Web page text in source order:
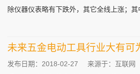
除仪器仪表略有下跌外，其它全线上涨；其
未来五金电动工具行业大有可
发布日期：2018-02-27
来源于：互联网